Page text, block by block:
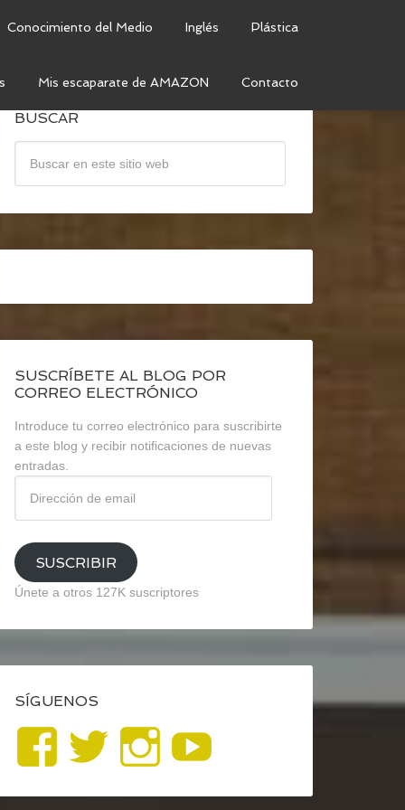
Conocimiento del Medio Inglés Plástica
Mis escaparate de AMAZON Contacto
BUSCAR
SUSCRÍBETE AL BLOG POR
CORREO ELECTRÓNICO
Introduce tu correo electrónico para suscribirte
a este blog y recibir notificaciones de nuevas
entradas.
email
SUSCRIBIR
Únete a otros 127K suscriptores
SÍGUENOS
Ver
perfil
Ver
perfil
Ver
perfil